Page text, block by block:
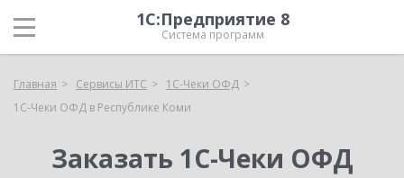
1С:Предприятие 8
Система программ
Главная Сервисы ИТС
1С-Чеки ОФД
1С-Чеки ОФД в Республике Коми
Заказать 1С-Чеки ОФД